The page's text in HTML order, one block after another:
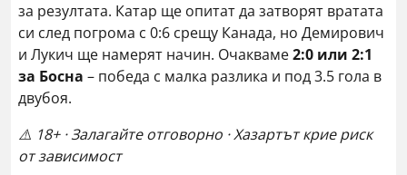
за резултата. Катар ще опитат да затворят вратата
си след погрома с 0:6 срещу Канада, но Демирович
и Лукич ще намерят начин. Очакваме2:0 или 2:1
за Босна – победа с малка разлика и под 3.5 гола в
двубоя.
⚠️ 18+ · Залагайте отговорно · Хазартът крие риск
от зависимост